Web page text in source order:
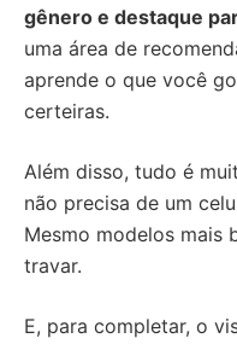
gênero e destaque
uma área de
aprende o que você
certeiras.
Além disso, tudo é
não precisa de um
Mesmo modelos mais
travar.
E, para completar, o